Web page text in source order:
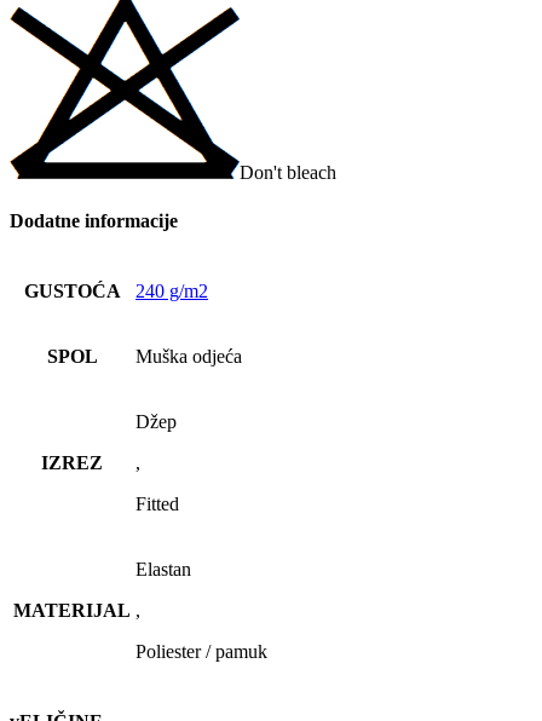
Don't bleach
Dodatne informacije
GUSTOĆA 240 g/m2
SPOL Muška odjeća
IZREZ
Džep
,
Fitted
MATERIJAL
Elastan
,
Poliester / pamuk